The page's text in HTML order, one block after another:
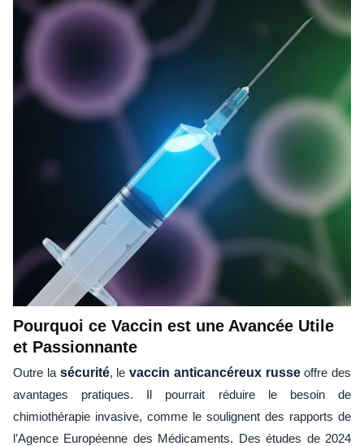
Pourquoi ce Vaccin est une Avancée Utile
et Passionnante
Outre la sécurité, le vaccin anticancéreux russeoffre des
avantages pratiques. Il pourrait réduire le besoin de
chimiothérapie invasive, comme le soulignent des rapports de
l’Agence Européenne des Médicaments. Des études de 2024